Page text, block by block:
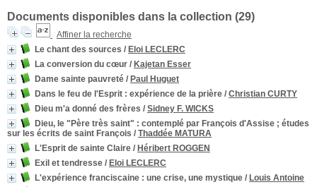
Documents disponibles dans la collection (29)
Affiner la recherche
Le chant des sources / Eloi LECLERC
La conversion du cœur / Kajetan Esser
Dame sainte pauvreté / Paul Huguet
Dans le feu de l'Esprit : expérience de la prière / Christian CURTY
Dieu m'a donné des frères / Sidney F. WICKS
Dieu, le "Père très saint" : contemplé par François d'Assise ; études
sur les écrits de saint François / Thaddée MATURA
L'Esprit de sainte Claire / Héribert ROGGEN
Exil et tendresse / Eloi LECLERC
L'expérience franciscaine : une crise, une mystique / Louis Antoine